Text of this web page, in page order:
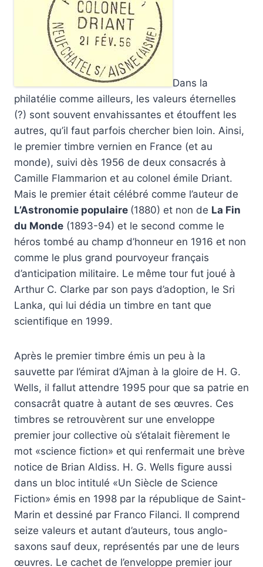
Dans la
philatélie comme ailleurs, les valeurs éternelles
(?) sont souvent envahissantes et étouffent les
autres, qu’il faut parfois chercher bien loin. Ainsi,
le premier timbre vernien en France (et au
monde), suivi dès 1956 de deux consacrés à
Camille Flammarion et au colonel émile Driant.
Mais le premier était célébré comme l’auteur de
L’Astronomie populaire (1880) et non de La Fin
du Monde (1893-94) et le second comme le
héros tombé au champ d’honneur en 1916 et non
comme le plus grand pourvoyeur français
d’anticipation militaire. Le même tour fut joué à
Arthur C. Clarke par son pays d’adoption, le Sri
Lanka, qui lui dédia un timbre en tant que
scientifique en 1999.
Après le premier timbre émis un peu à la
sauvette par l’émirat d’Ajman à la gloire de H. G.
Wells, il fallut attendre 1995 pour que sa patrie en
consacrât quatre à autant de ses œuvres. Ces
timbres se retrouvèrent sur une enveloppe
premier jour collective où s’étalait fièrement le
mot «science fiction» et qui renfermait une brève
notice de Brian Aldiss. H. G. Wells figure aussi
dans un bloc intitulé «Un Siècle de Science
Fiction» émis en 1998 par la république de Saint-
Marin et dessiné par Franco Filanci. Il comprend
seize valeurs et autant d’auteurs, tous anglo-
saxons sauf deux, représentés par une de leurs
œuvres. Le cachet de l’enveloppe premier jour